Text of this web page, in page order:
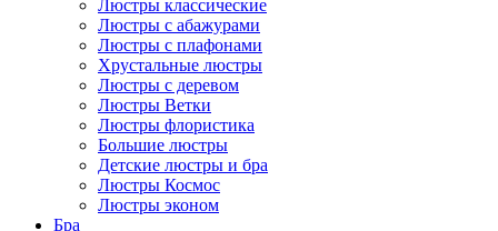
Люстры классические
Люстры с абажурами
Люстры с плафонами
Хрустальные люстры
Люстры с деревом
Люстры Ветки
Люстры флористика
Большие люстры
Детские люстры и бра
Люстры Космос
Люстры эконом
Бра